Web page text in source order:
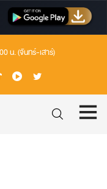
น. (จันทร์-เสาร์)